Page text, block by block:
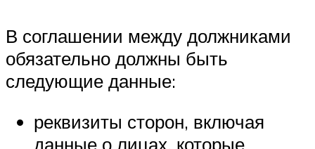
В соглашении между должниками
обязательно должны быть
следующие данные:
реквизиты сторон, включая
данные о лицах, которые